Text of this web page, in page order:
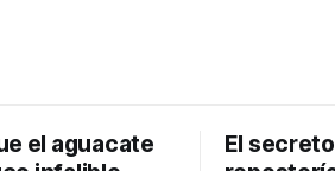
el aguacate
El